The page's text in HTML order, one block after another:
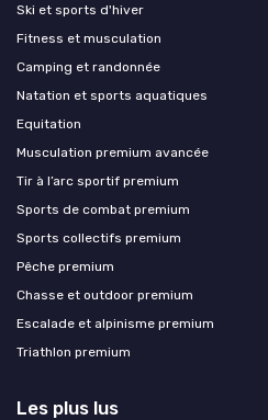
Ski et sports d'hiver
Fitness et musculation
Camping et randonnée
Natation et sports aquatiques
Equitation
Musculation premium avancée
Tir à l’arc sportif premium
Sports de combat premium
Sports collectifs premium
Pêche premium
Chasse et outdoor premium
Escalade et alpinisme premium
Triathlon premium
Les plus lus